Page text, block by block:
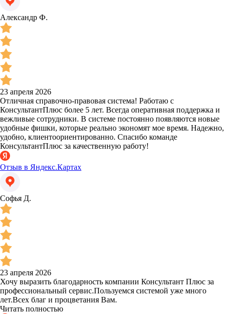
Александр Ф.
23 апреля 2026
Отличная справочно-правовая система! Работаю с
КонсультантПлюс более 5 лет. Всегда оперативная поддержка и
вежливые сотрудники. В системе постоянно появляются новые
удобные фишки, которые реально экономят мое время. Надежно,
удобно, клиентоориентированно. Спасибо команде
КонсультантПлюс за качественную работу!
Отзыв в Яндекс.Картах
Софья Д.
23 апреля 2026
Хочу выразить благодарность компании Консультант Плюс за
профессиональный сервис.Пользуемся системой уже много
лет.Всех благ и процветания Вам.
Читать полностью